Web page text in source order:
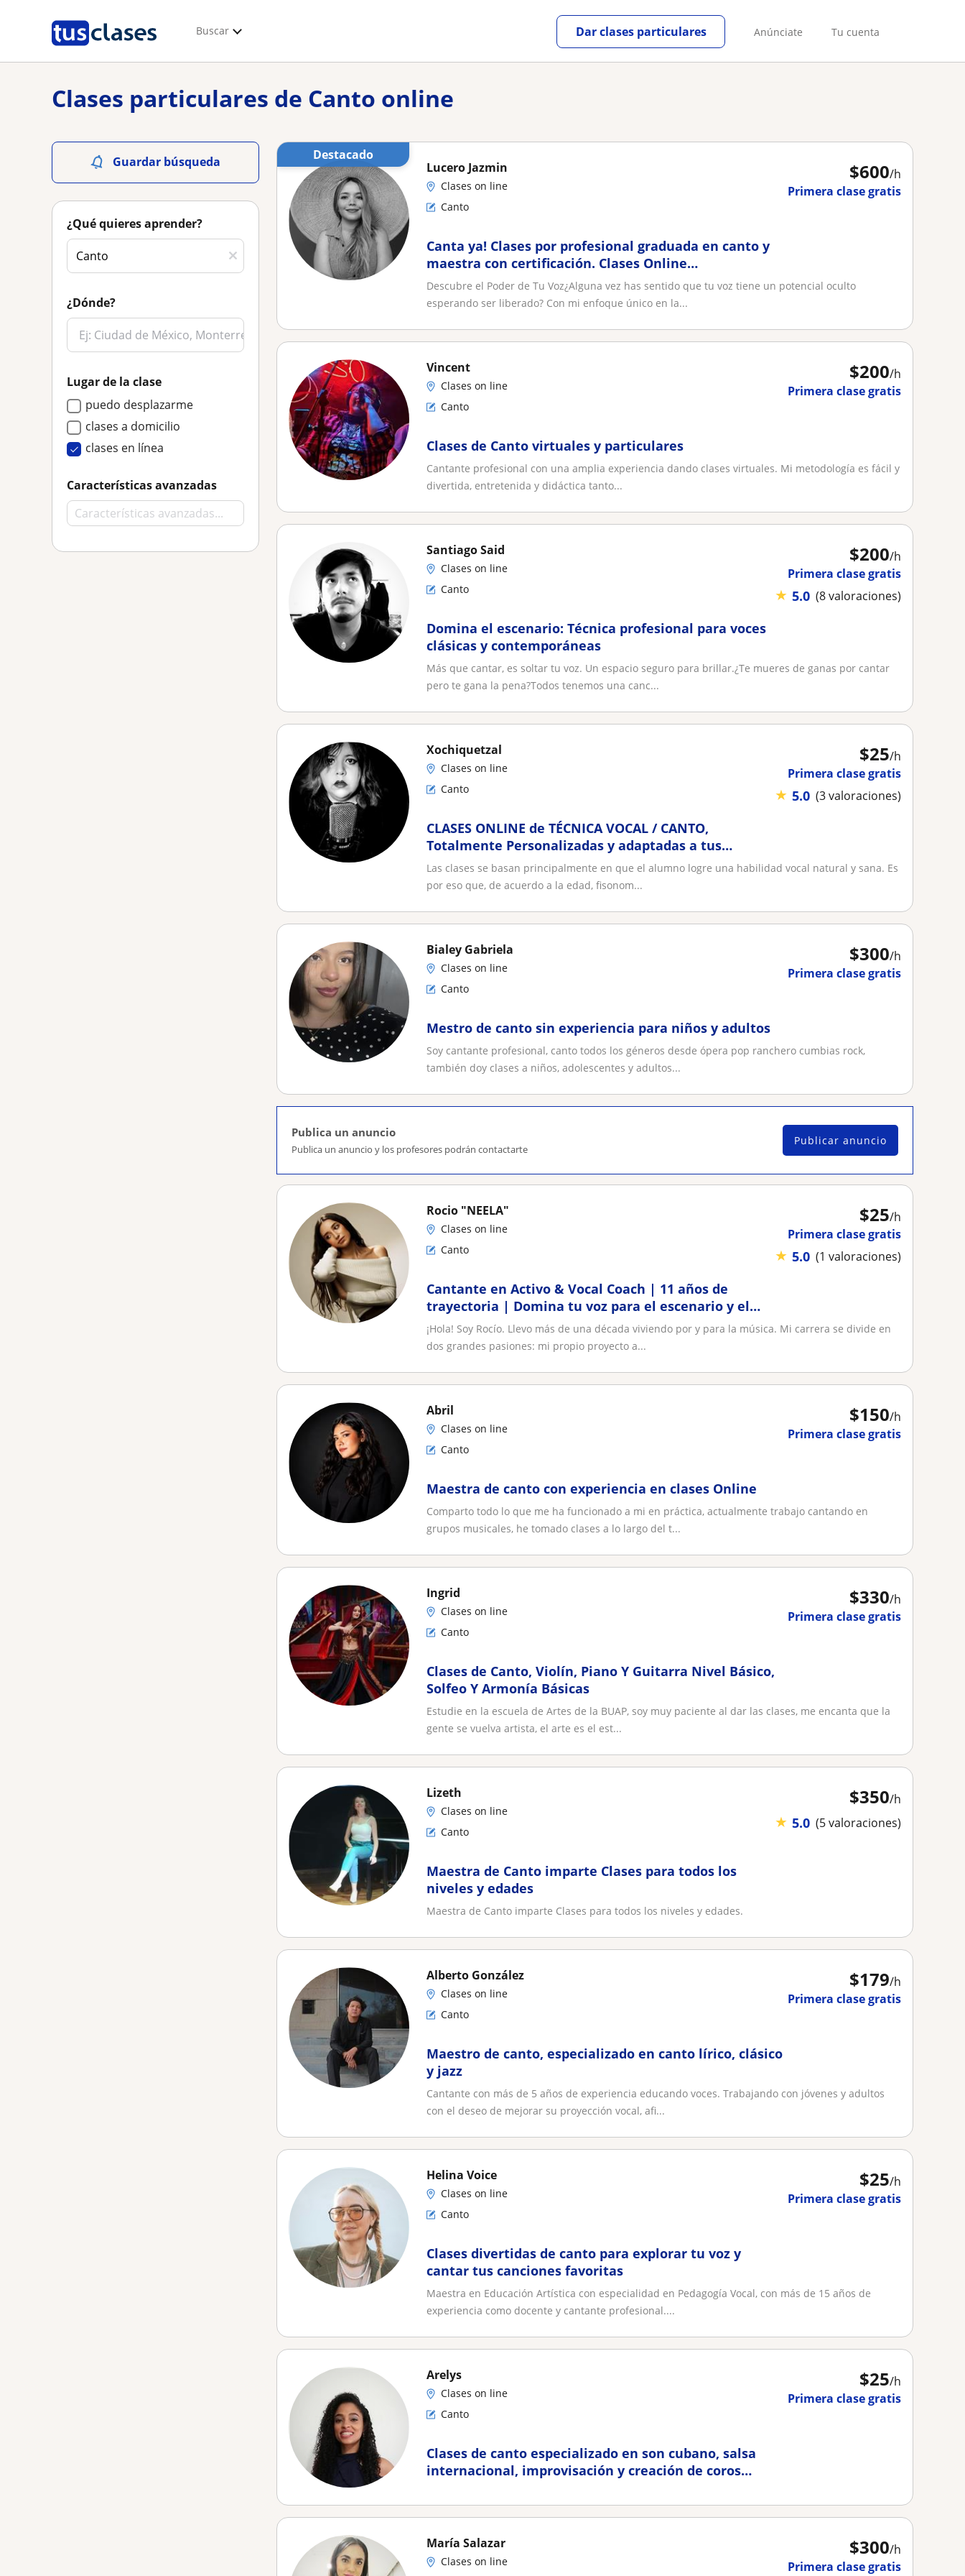
Buscar Anúnciate Tu cuenta
Dar clases particulares
Clases particulares de Canto online
Guardar búsqueda
¿Qué quieres aprender?
¿Dónde?
Lugar de la clase
puedo desplazarme
clases a domicilio
clases en línea
Características avanzadas
Destacado
$600/h
Primera clase gratis
Lucero Jazmin
Clases on line
Canto
Canta ya! Clases por profesional graduada en canto y
maestra con certificación. Clases Online
personalizadas, ¡todo mundo puede ca
Descubre el Poder de Tu Voz¿Alguna vez has sentido que tu voz tiene un potencial oculto
esperando ser liberado? Con mi enfoque único en la...
$200/h
Primera clase gratis
Vincent
Clases on line
Canto
Clases de Canto virtuales y particulares
Cantante profesional con una amplia experiencia dando clases virtuales. Mi metodología es fácil y
divertida, entretenida y didáctica tanto...
$200/h
Primera clase gratis
★ 5.0 (8 valoraciones)
Santiago Said
Clases on line
Canto
Domina el escenario: Técnica profesional para voces
clásicas y contemporáneas
Más que cantar, es soltar tu voz. Un espacio seguro para brillar.¿Te mueres de ganas por cantar
pero te gana la pena?Todos tenemos una canc...
$25/h
Primera clase gratis
★ 5.0 (3 valoraciones)
Xochiquetzal
Clases on line
Canto
CLASES ONLINE de TÉCNICA VOCAL / CANTO,
Totalmente Personalizadas y adaptadas a tus
necesidades
Las clases se basan principalmente en que el alumno logre una habilidad vocal natural y sana. Es
por eso que, de acuerdo a la edad, fisonom...
$300/h
Primera clase gratis
Bialey Gabriela
Clases on line
Canto
Mestro de canto sin experiencia para niños y adultos
Soy cantante profesional, canto todos los géneros desde ópera pop ranchero cumbias rock,
también doy clases a niños, adolescentes y adultos...
Publica un anuncio
Publica un anuncio y los profesores podrán contactarte
Publicar anuncio
$25/h
Primera clase gratis
★ 5.0 (1 valoraciones)
Rocio "NEELA"
Clases on line
Canto
Cantante en Activo & Vocal Coach | 11 años de
trayectoria | Domina tu voz para el escenario y el
estudio
¡Hola! Soy Rocío. Llevo más de una década viviendo por y para la música. Mi carrera se divide en
dos grandes pasiones: mi propio proyecto a...
$150/h
Primera clase gratis
Abril
Clases on line
Canto
Maestra de canto con experiencia en clases Online
Comparto todo lo que me ha funcionado a mi en práctica, actualmente trabajo cantando en
grupos musicales, he tomado clases a lo largo del t...
$330/h
Primera clase gratis
Ingrid
Clases on line
Canto
Clases de Canto, Violín, Piano Y Guitarra Nivel Básico,
Solfeo Y Armonía Básicas
Estudie en la escuela de Artes de la BUAP, soy muy paciente al dar las clases, me encanta que la
gente se vuelva artista, el arte es el est...
$350/h
★ 5.0 (5 valoraciones)
Lizeth
Clases on line
Canto
Maestra de Canto imparte Clases para todos los
niveles y edades
Maestra de Canto imparte Clases para todos los niveles y edades.
$179/h
Primera clase gratis
Alberto González
Clases on line
Canto
Maestro de canto, especializado en canto lírico, clásico
y jazz
Cantante con más de 5 años de experiencia educando voces. Trabajando con jóvenes y adultos
con el deseo de mejorar su proyección vocal, afi...
$25/h
Primera clase gratis
Helina Voice
Clases on line
Canto
Clases divertidas de canto para explorar tu voz y
cantar tus canciones favoritas
Maestra en Educación Artística con especialidad en Pedagogía Vocal, con más de 15 años de
experiencia como docente y cantante profesional....
$25/h
Primera clase gratis
Arelys
Clases on line
Canto
Clases de canto especializado en son cubano, salsa
internacional, improvisación y creación de coros
$300/h
Primera clase gratis
María Salazar
Clases on line